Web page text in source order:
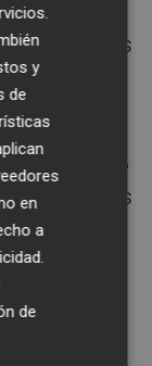
las
es
en
esta línea
Ryanair de
conexiones
y ha
y
de
en
a
de